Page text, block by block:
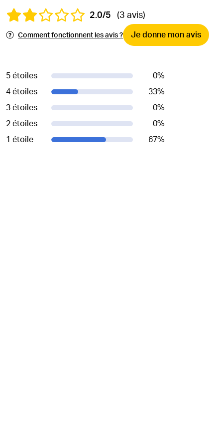
2.0/5 (3 avis)
Comment fonctionnent les avis ? Je donne mon avis
5 étoiles 0%
4 étoiles
33%
3 étoiles
0%
2 étoiles
0%
1 étoile
67%